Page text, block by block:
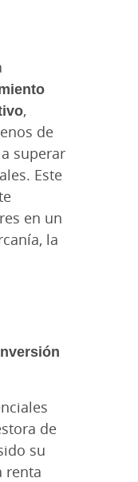
,
de
superar
Este
en un
la
de
su
renta